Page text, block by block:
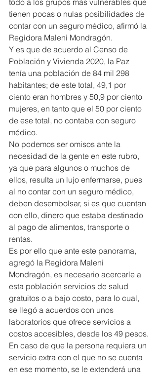
tienen pocas o nulas posibilidades de
contar con un seguro médico, afirmó la
Regidora Maleni Mondragón.
Y es que de acuerdo al Censo de
Población y Vivienda 2020, la Paz
tenía una población de 84 mil 298
habitantes; de este total, 49,1 por
ciento eran hombres y 50,9 por ciento
mujeres, en tanto que el 50 por ciento
de ese total, no contaba con seguro
médico.
No podemos ser omisos ante la
necesidad de la gente en este rubro,
ya que para algunos o muchos de
ellos, resulta un lujo enfermarse, pues
al no contar con un seguro médico,
deben desembolsar, si es que cuentan
con ello, dinero que estaba destinado
al pago de alimentos, transporte o
rentas.
Es por ello que ante este panorama,
agregó la Regidora Maleni
Mondragón, es necesario acercarle a
esta población servicios de salud
gratuitos o a bajo costo, para lo cual,
se llegó a acuerdos con unos
laboratorios que ofrece servicios a
costos accesibles, desde los 49 pesos.
En caso de que la persona requiera un
servicio extra con el que no se cuenta
en ese momento, se le extenderá una